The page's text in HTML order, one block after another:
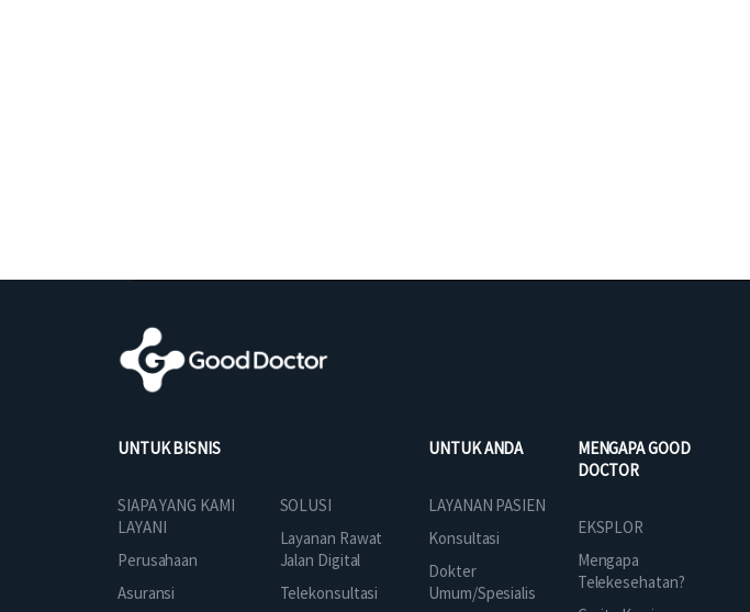
UNTUK BISNIS
SIAPA YANG KAMI
LAYANI
Perusahaan
Asuransi
SOLUSI
Layanan Rawat
Jalan Digital
Telekonsultasi
UNTUK ANDA
LAYANAN PASIEN
Konsultasi
Dokter
Umum/Spesialis
MENGAPA GOOD
DOCTOR
EKSPLOR
Mengapa
Telekesehatan?